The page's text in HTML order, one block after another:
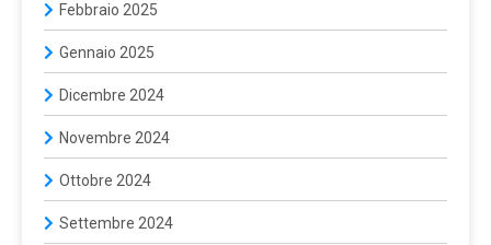
Febbraio 2025
Gennaio 2025
Dicembre 2024
Novembre 2024
Ottobre 2024
Settembre 2024